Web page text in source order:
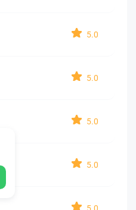
5.0
5.0
5.0
5.0
5.0